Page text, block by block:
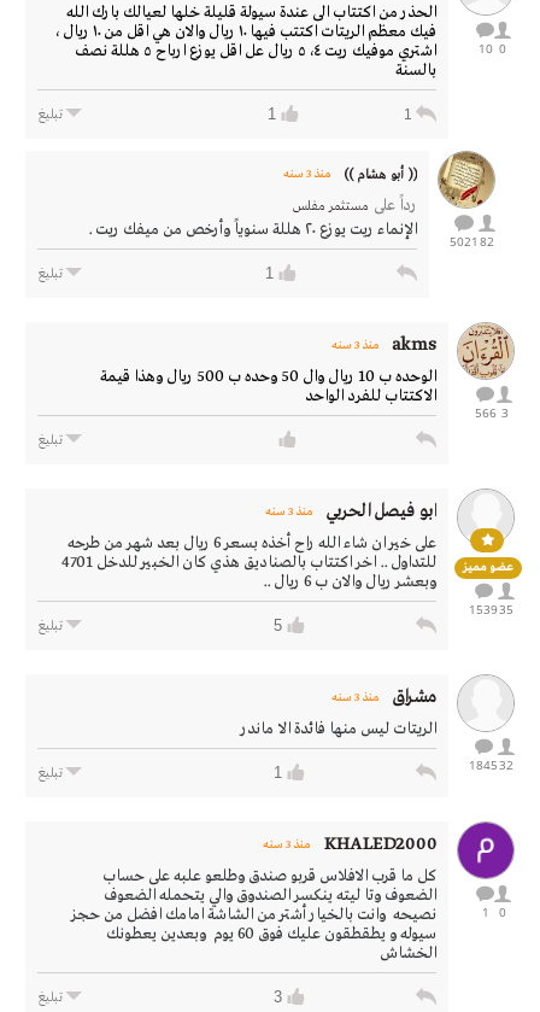
0
10
الحذر من اكتتاب الى عندة سيولة قليلة خلها لعيالك بارك الله
فيك معظم الريتات اكتتب فيها ١٠ ريال والان هي اقل من ١٠ ريال ،
اشتري موفيك ريت ٥،٤ ريال عل اقل يوزع ارباح ٥ هللة نصف
بالسنة
1
1 تبليغ
82
5021
(( أبـو هشــام )) منذ 3 سنه
رداً على مستثمر مفلس
الإنماء ريت يوزع ٢٠ هللة سنوياً وأرخص من ميفك ريت .
1 تبليغ
3
566
akms منذ 3 سنه
الوحده ب 10 ريال وال 50 وحده ب 500 ريال وهذا قيمة
الاكتتاب للفرد الواحد
تبليغ
عضو مميز
35
1539
ابو فيصل الحربي منذ 3 سنه
على خير ان شاء الله راح أخذه بسعر 6 ريال بعد شهر من طرحه
للتداول .. اخر اكتتاب بالصناديق هذي كان الخبير للدخل 4701
وبعشر ريال والان ب 6 ريال ..
5 تبليغ
32
1845
مشراق منذ 3 سنه
الريتات ليس منها فائدة الا ماندر
1 تبليغ
0
1
KHALED2000 منذ 3 سنه
كل ما قرب الافلاس قربو صندق وطلعو علبه على حساب
الضعوف وتا ليته ينكسر الصندوق والي يتحمله الضعوف
نصيحه وانت بالخيار أشتر من الشاشة امامك افضل من حجز
سيوله و يطقطقون عليك فوق 60 يوم وبعدين يعطونك
الخشاش
3 تبليغ